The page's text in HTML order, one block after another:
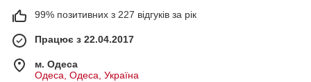
99% позитивних з 227 відгуків за рік
Працює з 22.04.2017
м. Одеса
Одеса, Одеса, Україна